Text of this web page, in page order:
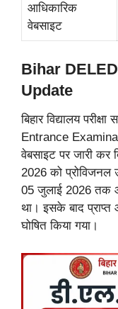
आधिकारिक
वेबसाइट
Bihar
Update
बिहार विद्यालय
Entrance
वेबसाइट पर जारी कर
2026 को प्रोविजनल
05 जुलाई 2026 तक
था। इसके बाद प्राप्त
घोषित किया गया।